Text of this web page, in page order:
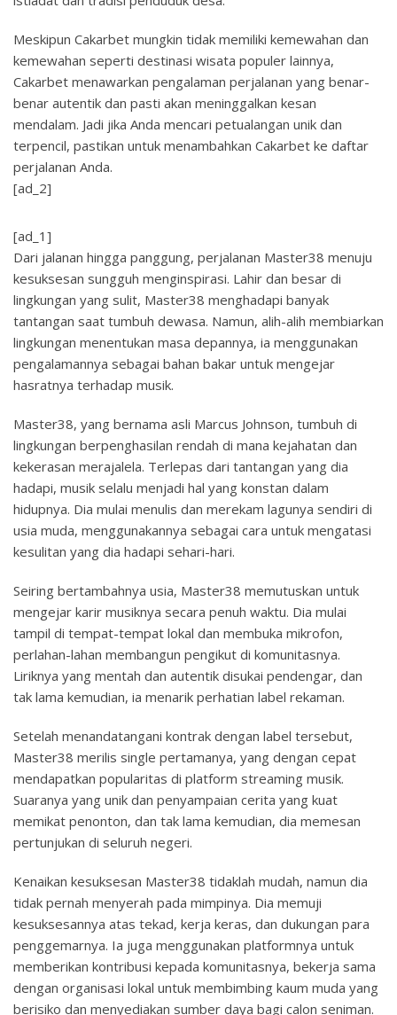
Meskipun Cakarbet mungkin tidak memiliki kemewahan dan
kemewahan seperti destinasi wisata populer lainnya,
Cakarbet menawarkan pengalaman perjalanan yang benar-
benar autentik dan pasti akan meninggalkan kesan
mendalam. Jadi jika Anda mencari petualangan unik dan
terpencil, pastikan untuk menambahkan Cakarbet ke daftar
perjalanan Anda.
[ad_2]
[ad_1]
Dari jalanan hingga panggung, perjalanan Master38 menuju
kesuksesan sungguh menginspirasi. Lahir dan besar di
lingkungan yang sulit, Master38 menghadapi banyak
tantangan saat tumbuh dewasa. Namun, alih-alih membiarkan
lingkungan menentukan masa depannya, ia menggunakan
pengalamannya sebagai bahan bakar untuk mengejar
hasratnya terhadap musik.
Master38, yang bernama asli Marcus Johnson, tumbuh di
lingkungan berpenghasilan rendah di mana kejahatan dan
kekerasan merajalela. Terlepas dari tantangan yang dia
hadapi, musik selalu menjadi hal yang konstan dalam
hidupnya. Dia mulai menulis dan merekam lagunya sendiri di
usia muda, menggunakannya sebagai cara untuk mengatasi
kesulitan yang dia hadapi sehari-hari.
Seiring bertambahnya usia, Master38 memutuskan untuk
mengejar karir musiknya secara penuh waktu. Dia mulai
tampil di tempat-tempat lokal dan membuka mikrofon,
perlahan-lahan membangun pengikut di komunitasnya.
Liriknya yang mentah dan autentik disukai pendengar, dan
tak lama kemudian, ia menarik perhatian label rekaman.
Setelah menandatangani kontrak dengan label tersebut,
Master38 merilis single pertamanya, yang dengan cepat
mendapatkan popularitas di platform streaming musik.
Suaranya yang unik dan penyampaian cerita yang kuat
memikat penonton, dan tak lama kemudian, dia memesan
pertunjukan di seluruh negeri.
Kenaikan kesuksesan Master38 tidaklah mudah, namun dia
tidak pernah menyerah pada mimpinya. Dia memuji
kesuksesannya atas tekad, kerja keras, dan dukungan para
penggemarnya. Ia juga menggunakan platformnya untuk
memberikan kontribusi kepada komunitasnya, bekerja sama
dengan organisasi lokal untuk membimbing kaum muda yang
berisiko dan menyediakan sumber daya bagi calon seniman.